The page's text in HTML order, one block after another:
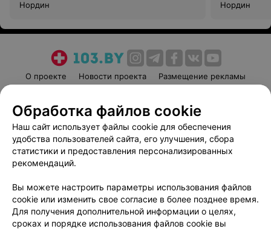
Нордин Нордин
О проекте Новости проекта
Размещение рекламы
Пользовательское соглашение
Способы оплаты
Вакансии
Партнеры
Написать руководителю 103.by
Обработка персональных данных
Обработка файлов cookie
Наш сайт использует файлы cookie для обеспечения
удобства пользователей сайта, его улучшения, сбора
статистики и предоставления персонализированных
рекомендаций.
Вы можете настроить параметры использования файлов
cookie или изменить свое согласие в более позднее время.
Для получения дополнительной информации о целях,
сроках и порядке использования файлов cookie вы